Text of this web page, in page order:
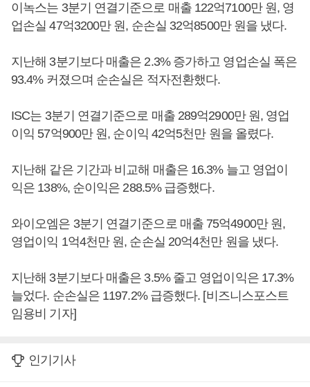
이녹스는 3분기 연결기준으로 매출 122억7100만 원, 영
업손실 47억3200만 원, 순손실 32억8500만 원을 냈다.
지난해 3분기보다 매출은 2.3% 증가하고 영업손실 폭은
93.4% 커졌으며 순손실은 적자전환했다.
ISC는 3분기 연결기준으로 매출 289억2900만 원, 영업
이익 57억900만 원, 순이익 42억5천만 원을 올렸다.
지난해 같은 기간과 비교해 매출은 16.3% 늘고 영업이
익은 138%, 순이익은 288.5% 급증했다.
와이오엠은 3분기 연결기준으로 매출 75억4900만 원,
영업이익 1억4천만 원, 순손실 20억4천만 원을 냈다.
지난해 3분기보다 매출은 3.5% 줄고 영업이익은 17.3%
늘었다. 순손실은 1197.2% 급증했다. [비즈니스포스트
임용비 기자]
인기기사